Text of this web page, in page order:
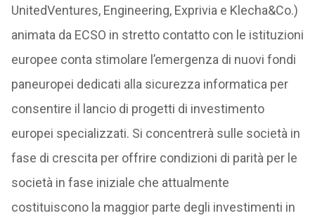
UnitedVentures, Engineering, Exprivia e Klecha&Co.)
animata da ECSO in stretto contatto con le istituzioni
europee conta stimolare l’emergenza di nuovi fondi
paneuropei dedicati alla sicurezza informatica per
consentire il lancio di progetti di investimento
europei specializzati. Si concentrerà sulle società in
fase di crescita per offrire condizioni di parità per le
società in fase iniziale che attualmente
costituiscono la maggior parte degli investimenti in